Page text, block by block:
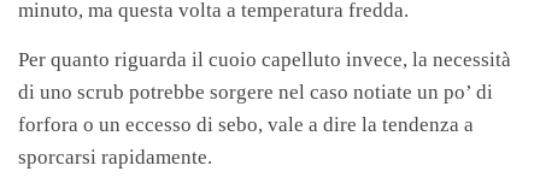
minuto, ma questa volta a temperatura fredda.
Per quanto riguarda il cuoio capelluto invece, la necessità
di uno scrub potrebbe sorgere nel caso notiate un po’ di
forfora o un eccesso di sebo, vale a dire la tendenza a
sporcarsi rapidamente.